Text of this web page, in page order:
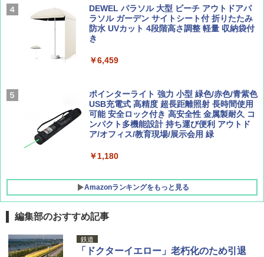
AIRLINE（エアライン）2026年9月号【特
集】ボーイング110周年を祝して！
￥1,760
新しい日本地理 地図・統計・移動から読み
解く (講談社現代新書)
￥1,540
広げるだけ パッとサッとテント ブラックコ
ーティング フルクローズ メッシュ 3-4人用
簡単設置 ポップアップテント エクルベージ
ュ(BC仕様) PATC-150B(EB)
￥9,990
[キャンパーズコレクション 山善] 傘みたいに
広げるだけ パッとサッとテント キューブワ
イド ブラックコーティング フルクローズ メ
ッシュ 4人用 簡単設置 ポップアップテント P
ATCW-150B エクルベージュ
￥-
DEWEL パラソル 大型 ビーチ アウトドアパ
ラソル ガーデン サイトシート付 折りたたみ
防水 UVカット 4段階高さ調整 軽量 収納袋付
き
￥6,459
ポインターライト 強力 小型 緑色/赤色/青紫色
USB充電式 高精度 超長距離照射 長時間使用
可能 安全ロック付き 高安全性 金属製耐久 コ
ンパクト多機能設計 持ち運び便利 アウトド
ア/オフィス/教育現場/展示会用 緑
￥1,180
Amazonランキングをもっと見る
編集部のおすすめ記事
鉄道
「ドクターイエロー」老朽化のため引退